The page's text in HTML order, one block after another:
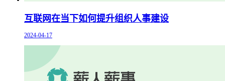
互联网在当下如何提升组织人事建设
2024-04-17